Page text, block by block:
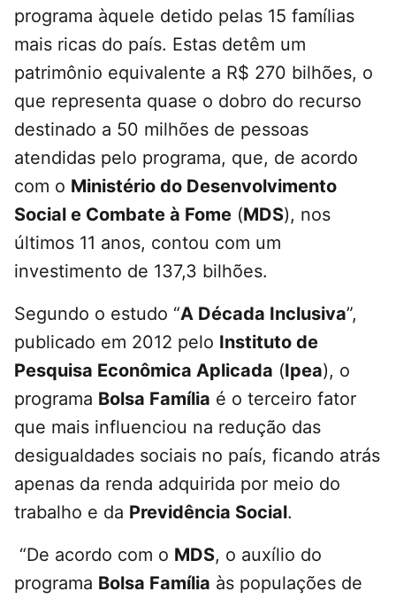
programa àquele detido pelas 15 famílias
mais ricas do país. Estas detêm um
patrimônio equivalente a R$ 270 bilhões, o
que representa quase o dobro do recurso
destinado a 50 milhões de pessoas
atendidas pelo programa, que, de acordo
com o Ministério do Desenvolvimento
Social e Combate à Fome (MDS), nos
últimos 11 anos, contou com um
investimento de 137,3 bilhões.
Segundo o estudo “A Década Inclusiva”,
publicado em 2012 pelo Instituto de
Pesquisa Econômica Aplicada (Ipea), o
programa Bolsa Família é o terceiro fator
que mais influenciou na redução das
desigualdades sociais no país, ficando atrás
apenas da renda adquirida por meio do
trabalho e da Previdência Social.
“De acordo com o MDS, o auxílio do
programa Bolsa Família às populações de